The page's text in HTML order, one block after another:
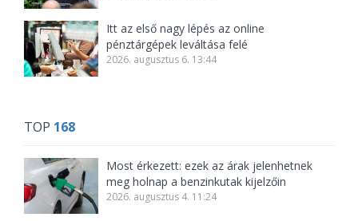
Itt az első nagy lépés az online
pénztárgépek leváltása felé
2026. augusztus 6. 13:44
TOP 168
Most érkezett: ezek az árak jelenhetnek
meg holnap a benzinkutak kijelzőin
2026. augusztus 4. 11:24